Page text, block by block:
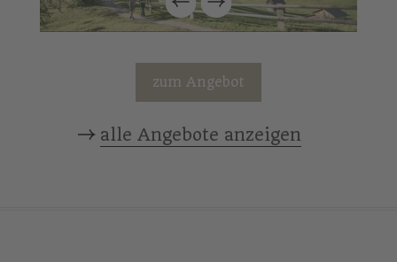
zum Angebot
alle Angebote anzeigen